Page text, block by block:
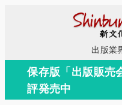
コ
テ
出版業
保存版「出版販売
評発売中